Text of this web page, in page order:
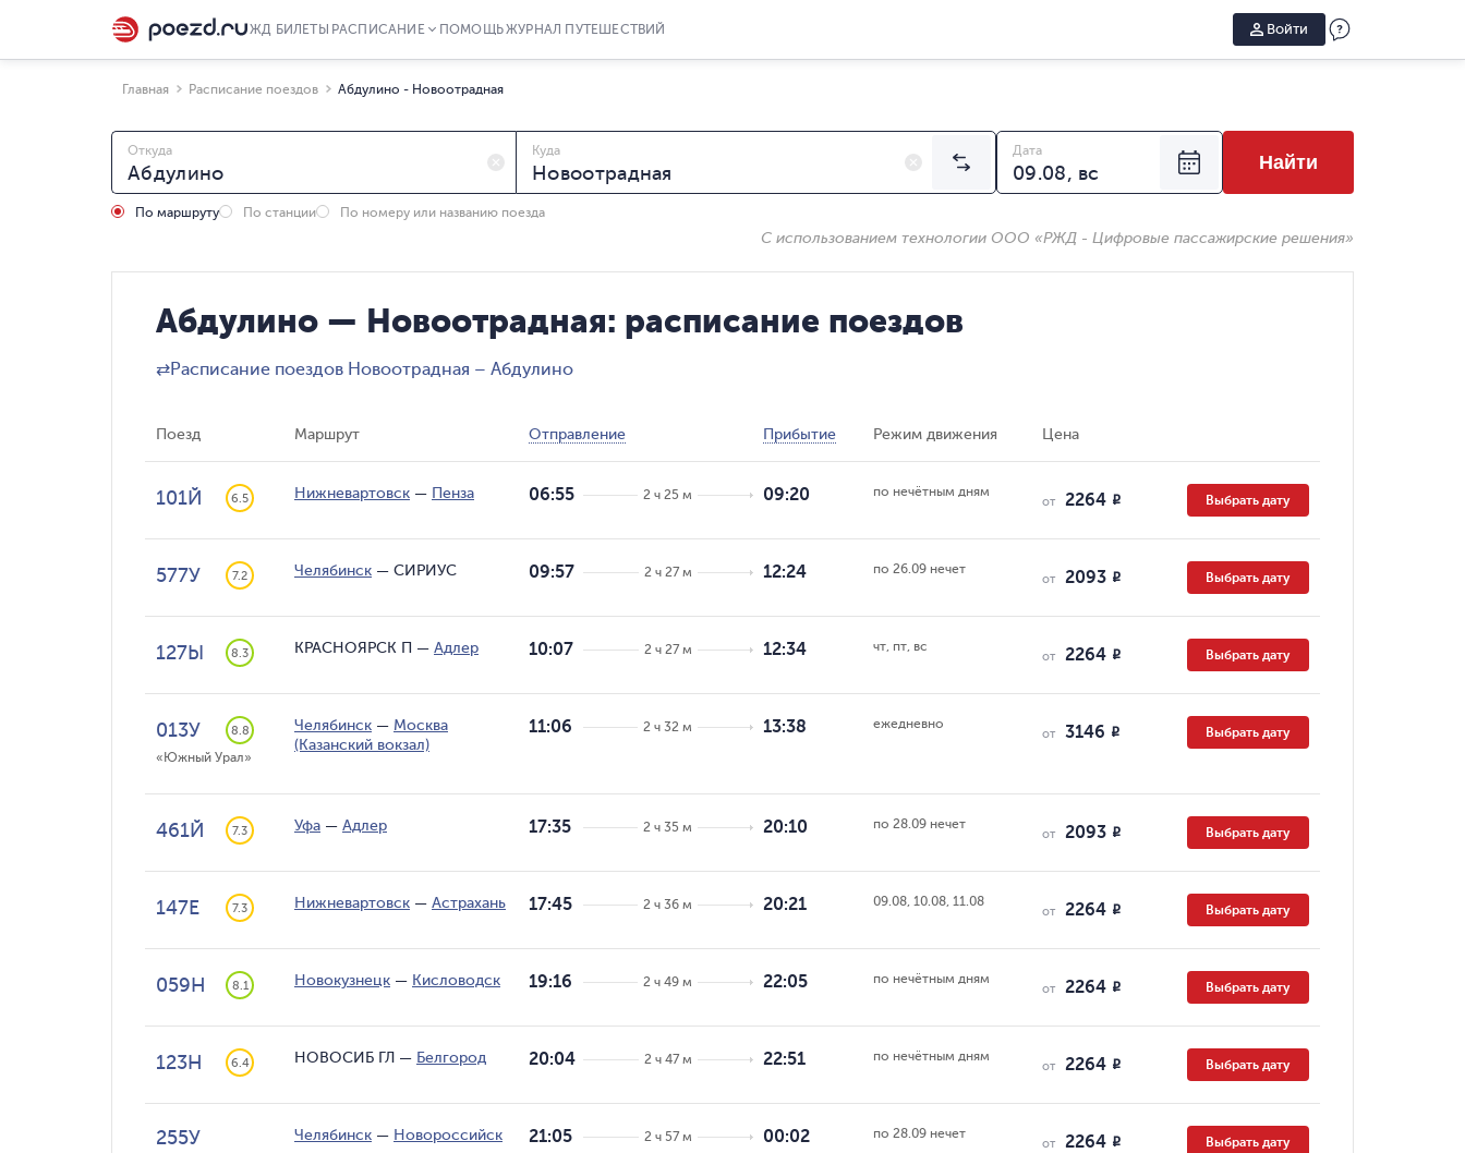
ЖД БИЛЕТЫ РАСПИСАНИЕ ПОМОЩЬЖУРНАЛ ПУТЕШЕСТВИЙ Войти
Главная Расписание поездов Абдулино - Новоотрадная
Откуда Куда
По маршруту По станции По номеру или названию поезда
Дата
Найти
С использованием технологии ООО «РЖД - Цифровые пассажирские решения»
Абдулино — Новоотрадная: расписание поездов
⇄Расписание поездов Новоотрадная – Абдулино
Поезд Маршрут Отправление Прибытие Режим движения Цена
101Й 6.5 Нижневартовск — Пенза 06:55 2 ч 25 м 09:20 по нечётным дням
от 2264 R Выбрать дату
577У 7.2 Челябинск — СИРИУС 09:57 2 ч 27 м 12:24 по 26.09 нечет
от 2093 R Выбрать дату
127Ы 8.3 КРАСНОЯРСК П — Адлер 10:07 2 ч 27 м 12:34 чт, пт, вс
от 2264 R Выбрать дату
013У 8.8
«Южный Урал»
Челябинск — Москва
(Казанский вокзал)
11:06 2 ч 32 м 13:38 ежедневно
от 3146 R Выбрать дату
461Й 7.3 Уфа — Адлер 17:35 2 ч 35 м 20:10 по 28.09 нечет
от 2093 R Выбрать дату
147Е 7.3 Нижневартовск — Астрахань 17:45 2 ч 36 м 20:21 09.08, 10.08, 11.08
от 2264 R Выбрать дату
059Н 8.1 Новокузнецк — Кисловодск 19:16 2 ч 49 м 22:05 по нечётным дням
от 2264 R Выбрать дату
123Н 6.4 НОВОСИБ ГЛ — Белгород 20:04 2 ч 47 м 22:51 по нечётным дням
от 2264 R Выбрать дату
255У Челябинск — Новороссийск 21:05 2 ч 57 м 00:02 по 28.09 нечет
от 2264 R Выбрать дату